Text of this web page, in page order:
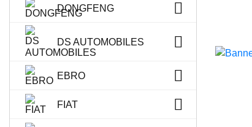
DONGFENG
DS AUTOMOBILES
EBRO
FIAT